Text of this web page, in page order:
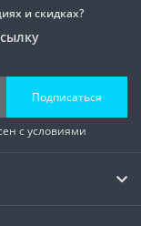
и скидках?
Подписаться
с условиями